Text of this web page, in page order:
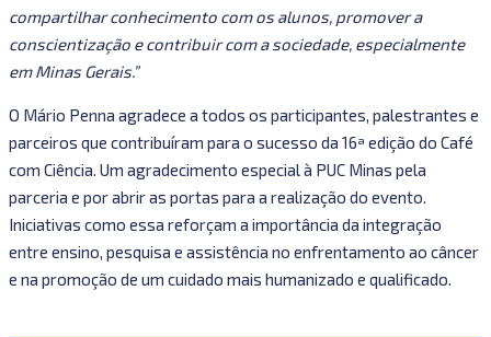
compartilhar conhecimento com os alunos, promover a
conscientização e contribuir com a sociedade, especialmente
em Minas Gerais.”
O Mário Penna agradece a todos os participantes, palestrantes e
parceiros que contribuíram para o sucesso da 16ª edição do Café
com Ciência. Um agradecimento especial à PUC Minas pela
parceria e por abrir as portas para a realização do evento.
Iniciativas como essa reforçam a importância da integração
entre ensino, pesquisa e assistência no enfrentamento ao câncer
e na promoção de um cuidado mais humanizado e qualificado.